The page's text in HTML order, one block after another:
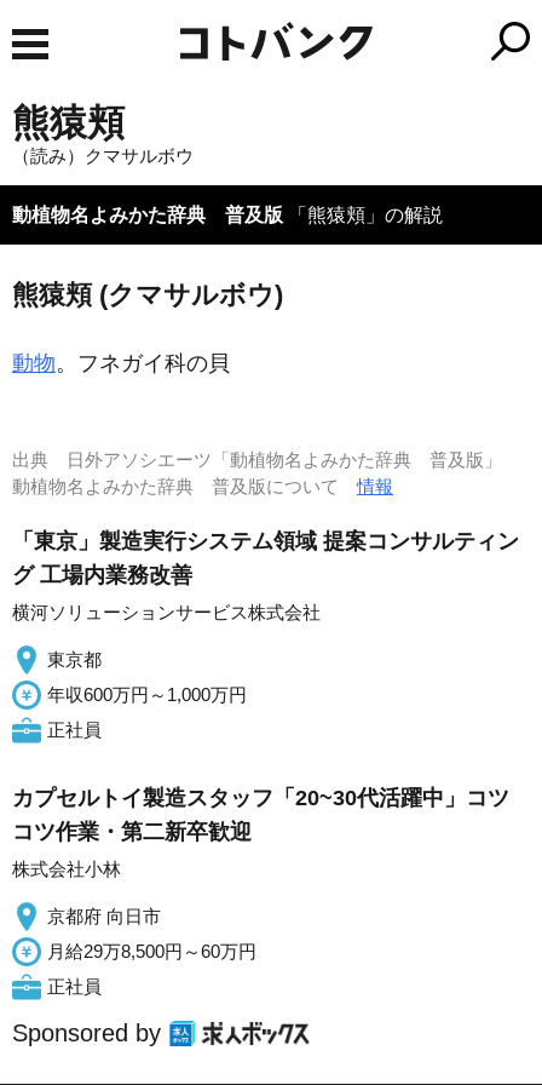
熊猿頬
（読み）クマサルボウ
動植物名よみかた辞典 普及版 「熊猿頬」の解説
熊猿頬 (クマサルボウ)
動物。フネガイ科の貝
出典
日外アソシエーツ「動植物名よみかた辞典 普及版」
動植物名よみかた辞典 普及版について情報
「東京」製造実行システム領域 提案コンサルティン
グ 工場内業務改善
横河ソリューションサービス株式会社
東京都
年収600万円～1,000万円
正社員
カプセルトイ製造スタッフ「20~30代活躍中」コツ
コツ作業・第二新卒歓迎
株式会社小林
京都府 向日市
月給29万8,500円～60万円
正社員
Sponsored by